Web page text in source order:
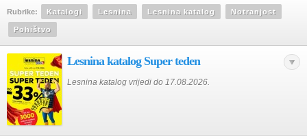
Rubrike: Katalogi Lesnina Lesnina katalog Notranjost
Pohištvo
Lesnina katalog Super teden
Lesnina katalog vrijedi do 17.08.2026.